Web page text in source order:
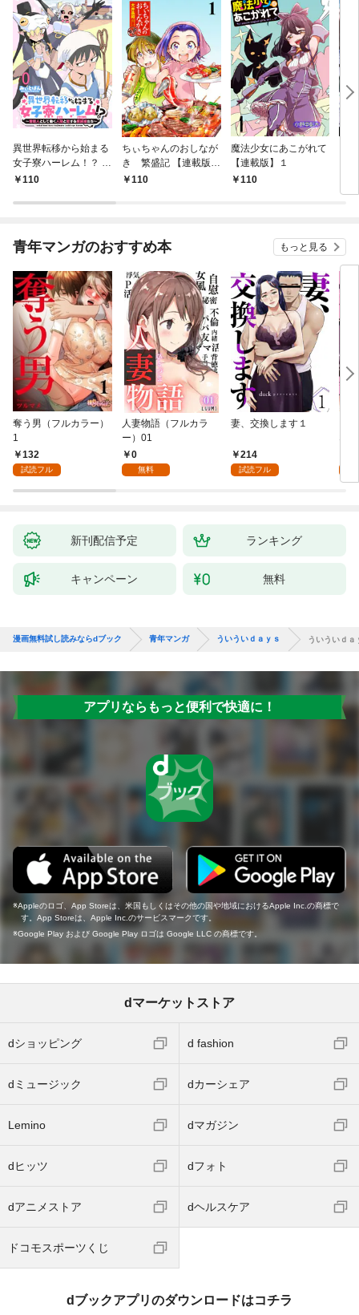
異世界転移から始まる
女子寮ハーレム！？ ～
管理人として働く人間
【連載版】０
110
ちぃちゃんのおしなが
き 繁盛記 【連載版】
１110
魔法少女にあこがれて
【連載版】１
110
青年マンガのおすすめ本 もっと見る
奪う男（フルカラー）
1
132
試読フル
人妻物語（フルカラ
ー）01
0
無料
妻、交換します１
214
試読フル
な
新刊配信予定 ランキング
キャンペーン 無料
漫画無料試し読みならdブック 青年マンガ ういういｄａｙｓ ういういｄ
アプリならもっと便利で快適に！
Appleのロゴ、App Storeは、米国もしくはその他の国や地域におけるApple Inc.の商標で
す。App Storeは、Apple Inc.のサービスマークです。
Google Play および Google Play ロゴは Google LLC の商標です。
dマーケットストア
dショッピング d fashion
dミュージック dカーシェア
Lemino dマガジン
dヒッツ dフォト
dアニメストア dヘルスケア
ドコモスポーツくじ
dブックアプリのダウンロードはコチラ